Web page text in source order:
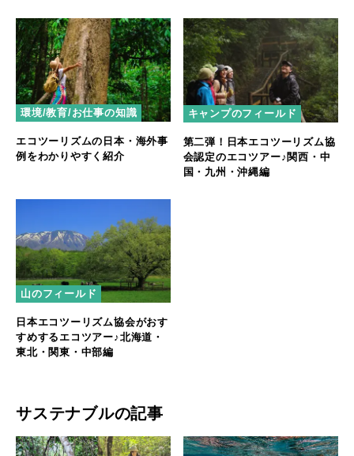
環境/教育/お仕事の知識
エコツーリズムの日本・海外事
例をわかりやすく紹介
キャンプのフィールド
第二弾！日本エコツーリズム協
会認定のエコツアー♪関西・中
国・九州・沖縄編
山のフィールド
日本エコツーリズム協会がおす
すめするエコツアー♪北海道・
東北・関東・中部編
サステナブルの記事